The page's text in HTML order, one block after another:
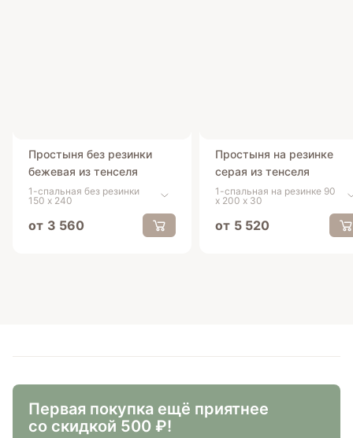
Простыня без резинки
бежевая из тенселя
1-спальная без резинки
150 х 240
от 3 560
Простыня на резинке
серая из тенселя
1-спальная на резинке 90
х 200 х 30
от 5 520
Первая покупка ещё приятнее
со скидкой 500 ₽!